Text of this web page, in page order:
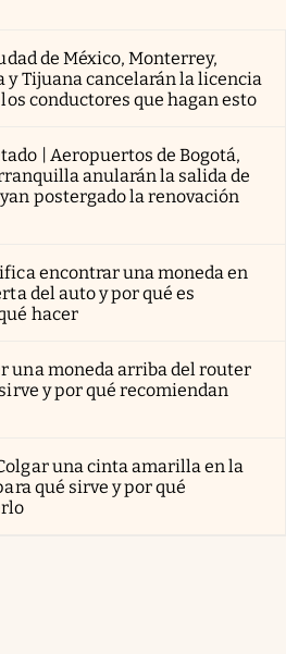
de México, Monterrey,
y Tijuana cancelarán la licencia
conductores que hagan esto
| Aeropuertos de Bogotá,
anularán la salida de
postergado la renovación
encontrar una moneda en
del auto y por qué es
hacer
una moneda arriba del router
y por qué recomiendan
una cinta amarilla en la
qué sirve y por qué